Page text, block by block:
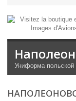
Униформа